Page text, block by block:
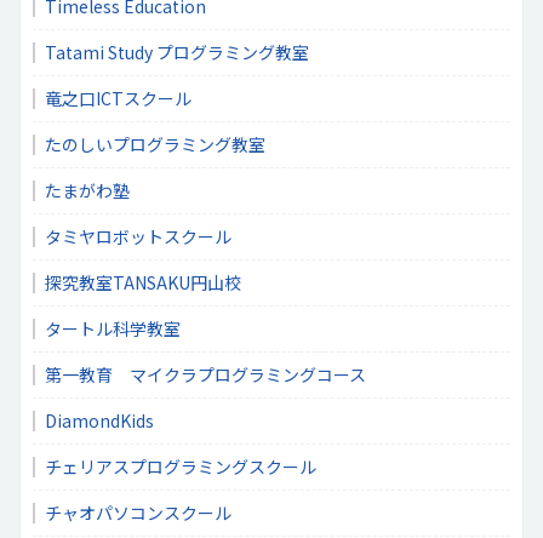
Timeless Education
Tatami Study プログラミング教室
竜之口ICTスクール
たのしいプログラミング教室
たまがわ塾
タミヤロボットスクール
探究教室TANSAKU円山校
タートル科学教室
第一教育 マイクラプログラミングコース
DiamondKids
チェリアスプログラミングスクール
チャオパソコンスクール